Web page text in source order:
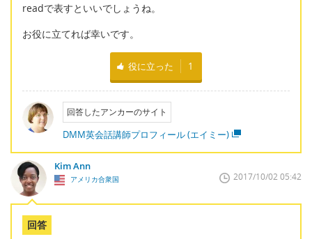
readで表すといいでしょうね。
お役に立てれば幸いです。
役に立った 1
回答したアンカーのサイト
DMM英会話講師プロフィール (エイミー)
Kim Ann
アメリカ合衆国 2017/10/02 05:42
回答